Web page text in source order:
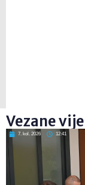
Vezane
7. kol. 2026 12:41